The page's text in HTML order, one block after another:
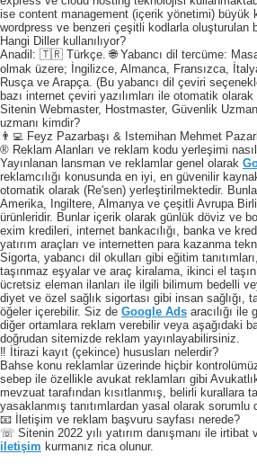
ise content management (içerik yönetimi) büyük
wordpress ve benzeri çeşitli kodlarla oluşturulan
Hangi Diller kullanılıyor?
Anadil: 🇹🇷 Türkçe. 🌐 Yabancı dil tercüme:
olmak üzere; İngilizce, Almanca, Fransızca,
Rusça ve Arapça. (Bu yabancı dil çeviri
bazı internet çeviri yazılımları ile otomatik
Sitenin Webmaster, Hostmaster, Güvenlik
uzmanı kimdir?
👨‍💻 Feyz Pazarbaşı & Istemihan Mehmet
® Reklam Alanları ve reklam kodu yerleşimi nasıl
Yayınlanan lansman ve reklamlar genel olarak
reklamcılığı konusunda en iyi, en güvenilir
otomatik olarak (Re'sen) yerleştirilmektedir.
Amerika, Ingiltere, Almanya ve çeşitli Avrupa
ürünleridir. Bunlar içerik olarak günlük döviz ve
exim kredileri, internet bankacılığı, banka ve
yatırım araçları ve internetten para kazanma
Sigorta, yabancı dil okulları gibi eğitim
taşınmaz eşyalar ve araç kiralama, ikinci el
ücretsiz eleman ilanları ile ilgili bilimum bedelli
diyet ve özel sağlık sigortası gibi insan sağlığı,
öğeler içerebilir. Siz de Google Ads aracılığı
diğer ortamlara reklam verebilir veya aşağıdaki
doğrudan sitemizde reklam yayınlayabilirsiniz.
‼️ İtirazi kayıt (çekince) hususları nelerdir?
Bahse konu reklamlar üzerinde hiçbir
sebep ile özellikle avukat reklamları gibi
mevzuat tarafından kısıtlanmış, belirli kurallara
yasaklanmış tanıtımlardan yasal olarak sorumlu
📧 İletişim ve reklam başvuru sayfası nerede?
☏ Sitenin 2022 yılı yatırım danışmanı ile irtibat
iletişim kurmanız rica olunur.